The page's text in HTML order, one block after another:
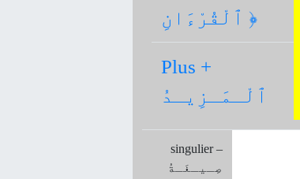
ٱلْقُرْءَانِ ﴿
Plus +
ٱلْـمَـزِيـدُ
singulier –
صِـيـغَـةُ